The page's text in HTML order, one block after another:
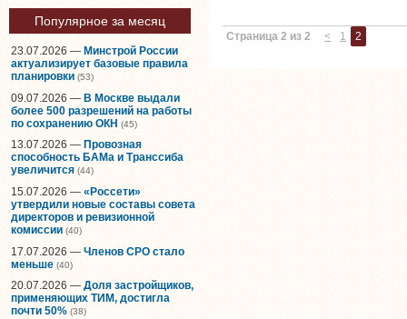
Популярное за месяц
23.07.2026 — Минстрой России
актуализирует базовые правила
планировки (53)
09.07.2026 — В Москве выдали
более 500 разрешений на работы
по сохранению ОКН (45)
13.07.2026 — Провозная
способность БАМа и Транссиба
увеличится (44)
15.07.2026 — «Россети»
утвердили новые составы совета
директоров и ревизионной
комиссии (40)
17.07.2026 — Членов СРО стало
меньше (40)
20.07.2026 — Доля застройщиков,
применяющих ТИМ, достигла
почти 50% (38)
Страница 2 из 2 < 1 2